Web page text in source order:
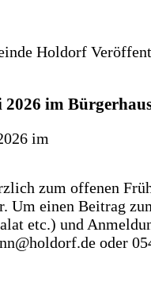
Holdorf
im
zum offenen
Um einen Beitrag
etc.) und
oder